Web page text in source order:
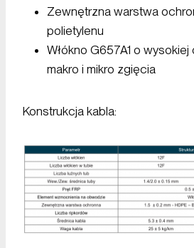
Zewnętrzna warstwa
polietylenu
Włókno G657A1 o
makro i mikro zgięcia
Konstrukcja kabla: